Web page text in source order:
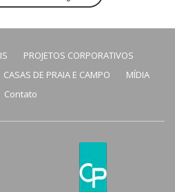
PROJETOS CORPORATIVOS
CASAS DE PRAIA E CAMPO
MÍDIA
Contato